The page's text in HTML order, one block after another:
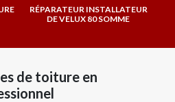
RÉPARATEUR INSTALLATEUR
DE VELUX 80 SOMME
de toiture en